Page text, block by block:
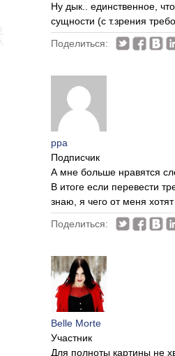
Ну дык.. единственное,
сущности (с т.зрения
Поделиться:
ppa
Подписчик
А мне больше нравятся
В итоге если перевести
знаю, я чего от меня
Поделиться:
Belle Morte
Участник
Для полноты картины не